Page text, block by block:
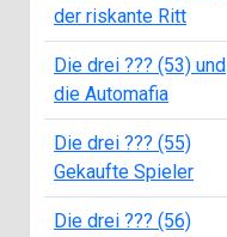
der riskante Ritt
Die drei ??? (53) und
die Automafia
Die drei ??? (55)
Gekaufte Spieler
Die drei ??? (56)